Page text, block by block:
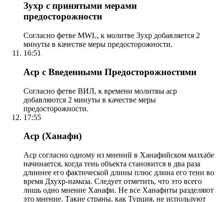
Зухр с принятыми мерами
предосторожности
Согласно фетве MWL, к молитве Зухр добавляется 2
минуты в качестве меры предосторожности.
16:51
Аср с Введенными Предосторожностями
Согласно фетве ВИЛ, к времени молитвы аср
добавляются 2 минуты в качестве меры
предосторожности.
17:55
Аср (Ханафи)
Аср согласно одному из мнений в Ханафийском мазхабе
начинается, когда тень объекта становится в два раза
длиннее его фактической длины плюс длина его тени во
время Дхухр-намаза. Следует отметить, что это всего
лишь одно мнение Ханафи. Не все Ханафиты разделяют
это мнение. Такие страны, как Турция, не используют